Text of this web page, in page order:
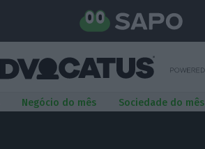
Negócio do mês Sociedade do mês